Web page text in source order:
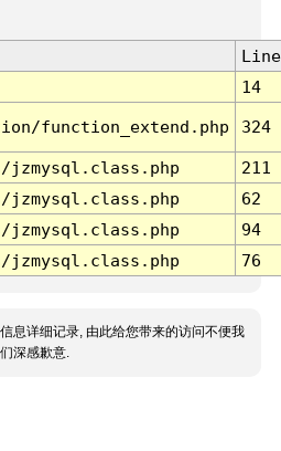
Line
14
function_extend.php 324
jzmysql.class.php
211
jzmysql.class.php
62
jzmysql.class.php
94
jzmysql.class.php 76
息详细记录, 由此给您带来的访问不便我
们深感歉意.